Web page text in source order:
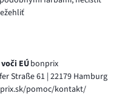
EÚbonprix
Straße 61 | 22179 Hamburg
pomoc/kontakt/